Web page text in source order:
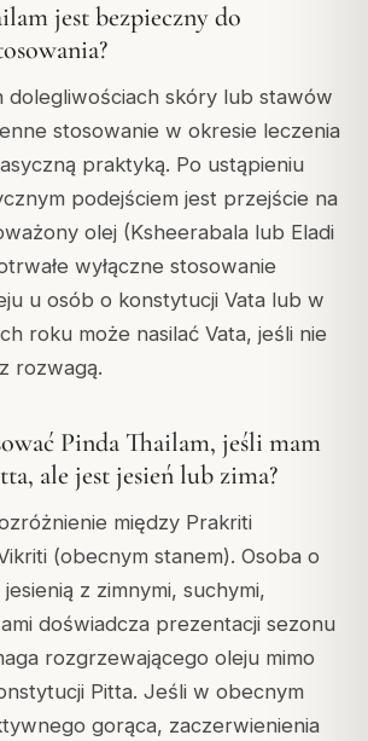
jest bezpieczny do
dolegliwościach skóry lub stawów
stosowanie w okresie leczenia
praktyką. Po ustąpieniu
podejściem jest przejście na
olej (Ksheerabala lub Eladi
wyłączne stosowanie
u osób o konstytucji Vata lub w
roku może nasilać Vata, jeśli nie
rozwagą.
Pinda Thailam, jeśli mam
ale jest jesień lub zima?
między Prakriti
(obecnym stanem). Osoba o
z zimnymi, suchymi,
doświadcza prezentacji sezonu
rozgrzewającego oleju mimo
Pitta. Jeśli w obecnym
gorąca, zaczerwienienia